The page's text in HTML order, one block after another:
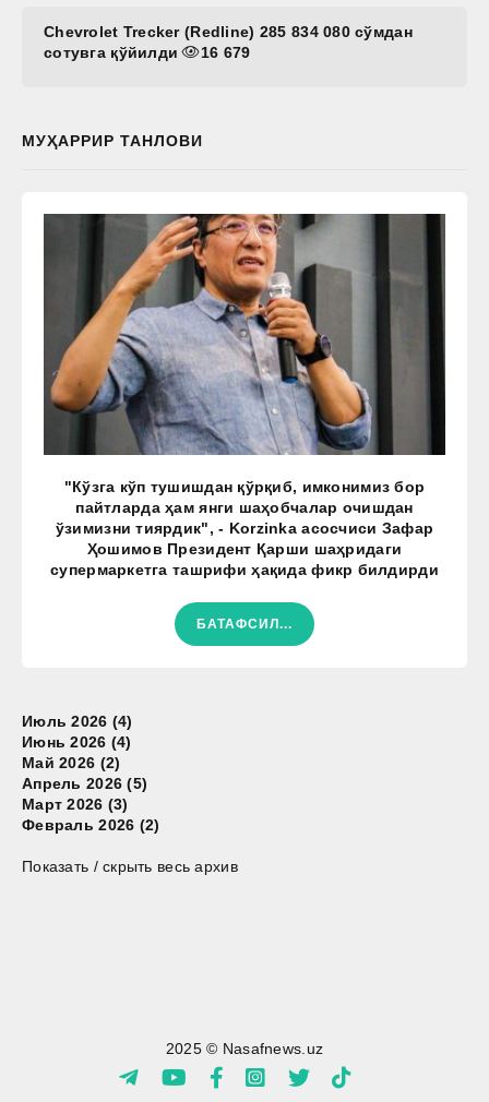
Chevrolet Trecker (Redline) 285 834 080 сўмдан
сотувга қўйилди
16 679
МУҲАРРИР ТАНЛОВИ
"Кўзга кўп тушишдан қўрқиб, имконимиз бор
пайтларда ҳам янги шаҳобчалар очишдан
ўзимизни тиярдик", - Korzinka асосчиси Зафар
Ҳошимов Президент Қарши шаҳридаги
супермаркетга ташрифи ҳақида фикр билдирди
БАТАФСИЛ...
Июль 2026 (4)
Июнь 2026 (4)
Май 2026 (2)
Апрель 2026 (5)
Март 2026 (3)
Февраль 2026 (2)
Показать / скрыть весь архив
2025 © Nasafnews.uz